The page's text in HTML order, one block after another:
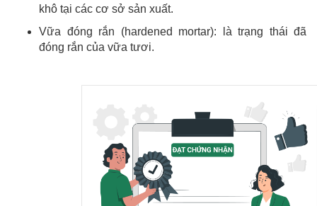
khô tại các cơ sở sản xuất.
Vữa đóng rắn (hardened mortar): là trạng thái đã
đóng rắn của vữa tươi.